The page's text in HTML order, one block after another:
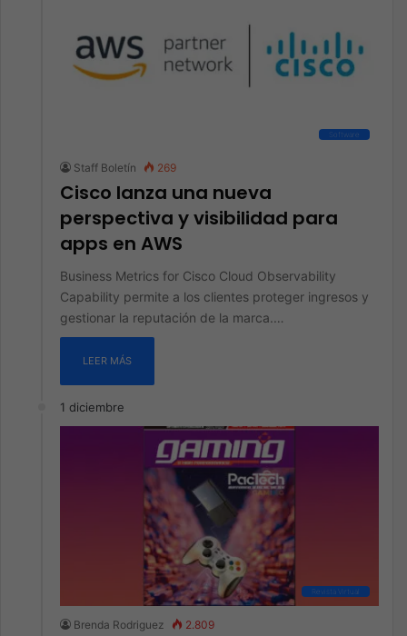
Software
Staff Boletín 269
Cisco lanza una nueva
perspectiva y visibilidad para
apps en AWS
Business Metrics for Cisco Cloud Observability
Capability permite a los clientes proteger ingresos y
gestionar la reputación de la marca.…
LEER MÁS
1 diciembre
Revista Virtual
Brenda Rodriguez 2.809